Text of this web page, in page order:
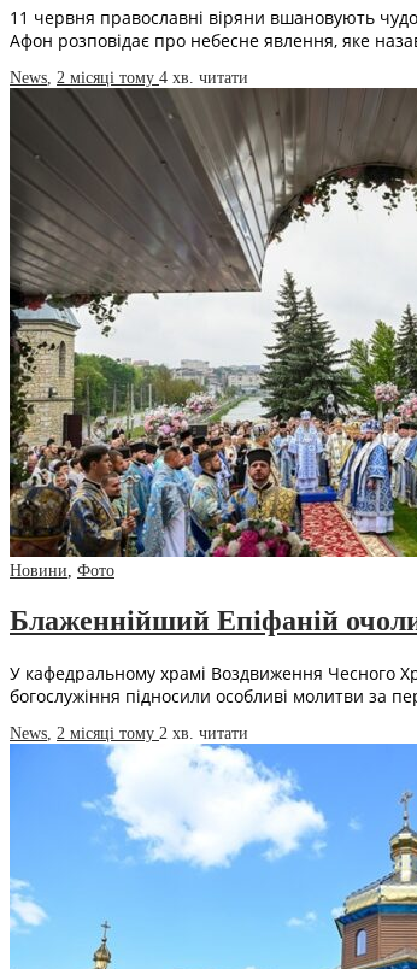
11 червня православні віряни вшановують
Афон розповідає про небесне явлення, яке
News, 2 місяці тому 4 хв. читати
Новини, Фото
Блаженнійший Епіфаній
У кафедральному храмі Воздвиження Чесного
богослужіння підносили особливі молитви за
News 2 місяці тому 2 хв. читати